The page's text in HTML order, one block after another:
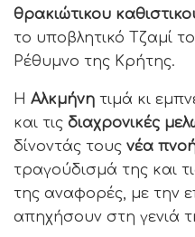
θρακιώτικου
το υποβλητικό Τζαμί
Ρέθυμνο της Κρήτης.
Η Αλκμήνη τιμά κι
και τις διαχρονικές
δίνοντάς τους νέα
τραγούδισμά της και
της αναφορές, με την
απηχήσουν στη γενιά